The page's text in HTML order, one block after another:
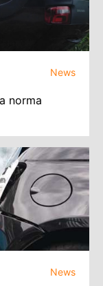
News
norma
News